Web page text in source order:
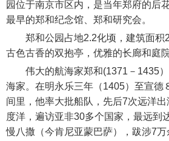
园位于南京市区内，是当年郑府的后
最早的郑和纪念馆、郑和研究会。
郑和公园占地2.2化顷，建筑面积
古色古香的双抱亭，优雅的长廊和庭
伟大的航海家郑和(1371－1435）
海家。在明永乐三年（1405）至宣德
间里，他率大批船队，先后7次远洋
度洋，遍访亚非30多个国家，最远到
慢八撒（今肯尼亚蒙巴萨），跋涉7